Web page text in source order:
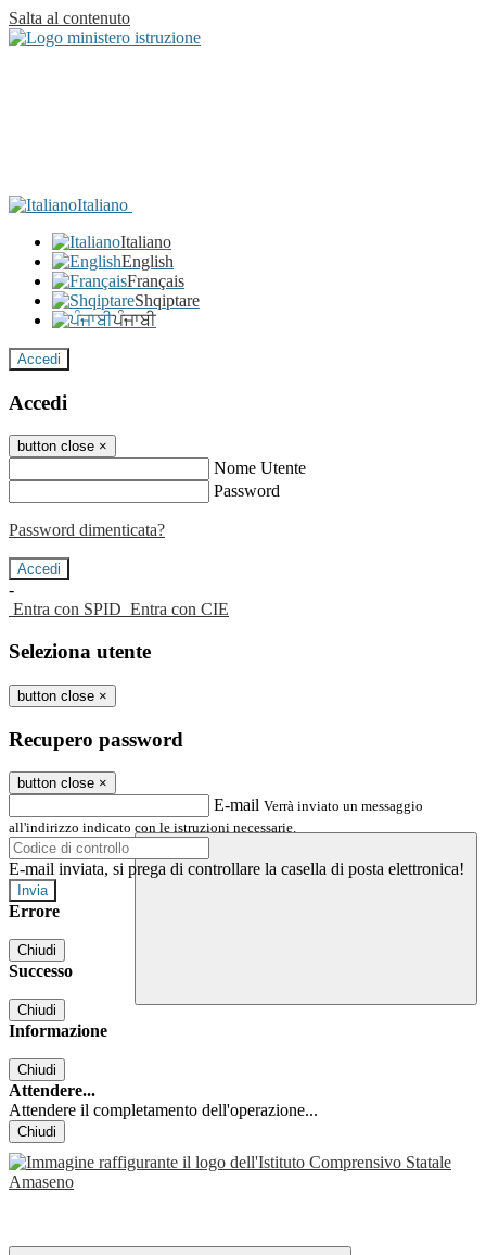
Salta al contenuto
Italiano
Italiano
English
Français
Shqiptare
ਪੰਜਾਬੀ
Accedi
Accedi
button close ×
Nome Utente
Password
Password dimenticata?
-
Entra con SPID Entra con CIE
Seleziona utente
button close ×
Recupero password
button close ×
E-mail Verrà inviato un messaggio
all'indirizzo indicato con le istruzioni necessarie.
E-mail inviata, si prega di controllare la casella di posta elettronica!
Errore
Chiudi
Successo
Chiudi
Informazione
Chiudi
Attendere...
Attendere il completamento dell'operazione...
Chiudi